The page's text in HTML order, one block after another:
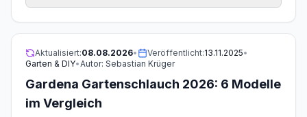
Aktualisiert:08.08.2026• Veröffentlicht:13.11.2025•
Garten & DIY•Autor: Sebastian Krüger
Gardena Gartenschlauch 2026: 6 Modelle
im Vergleich